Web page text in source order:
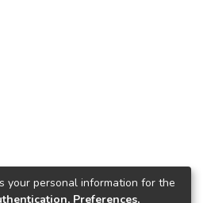
your personal information for the
Preferences,